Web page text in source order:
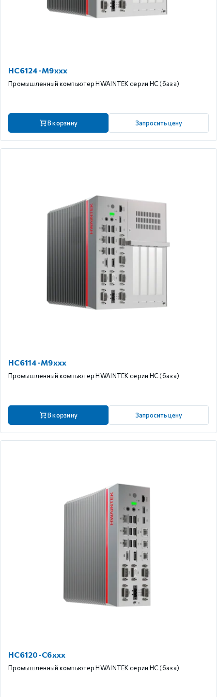
HC6124-M9xxx
Промышленный компьютер HWAINTEK серии HC (база)
В корзину Запросить цену
HC6114-M9xxx
Промышленный компьютер HWAINTEK серии HC (база)
В корзину Запросить цену
HC6120-C6xxx
Промышленный компьютер HWAINTEK серии HC (база)